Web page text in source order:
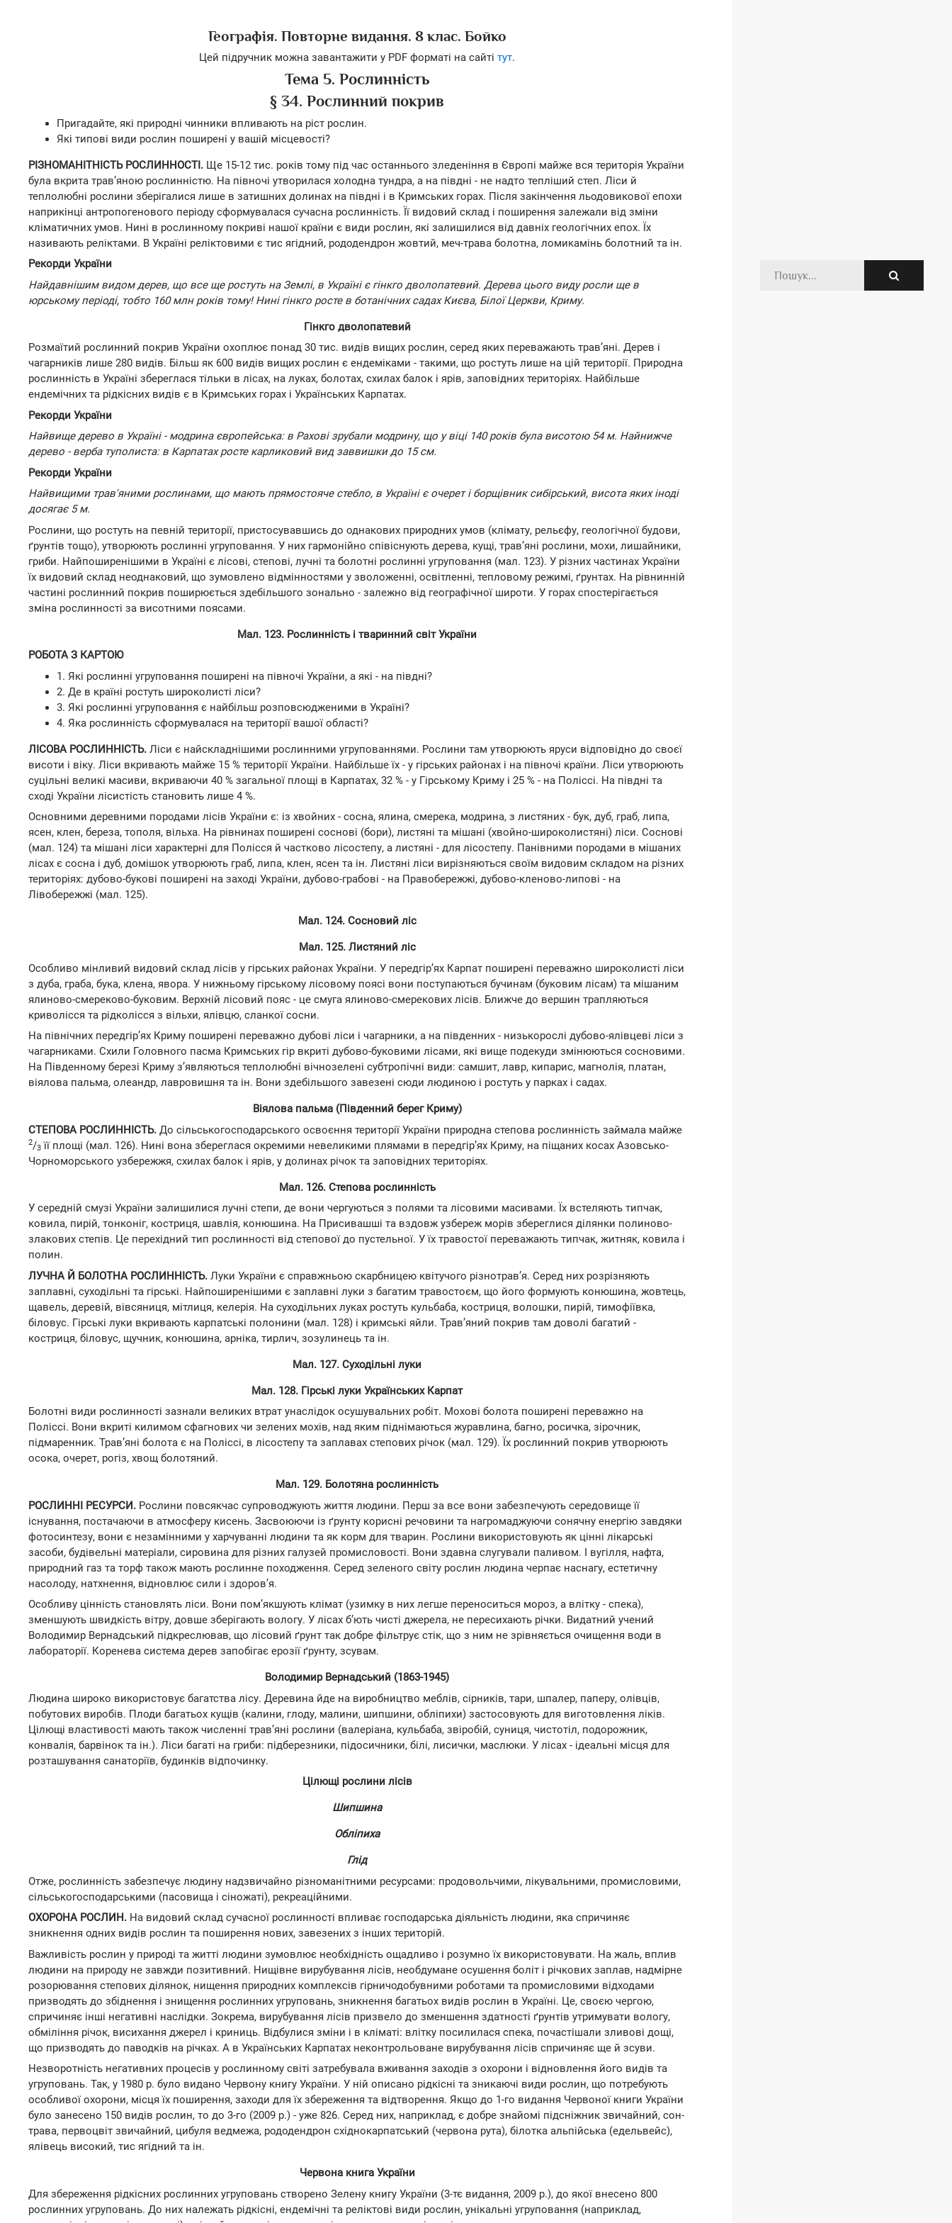
Географія. Повторне видання. 8 клас. Бойко
Цей підручник можна завантажити у PDF форматі на сайті тут.
Тема 5. Рослинність
§ 34. Рослинний покрив
Пригадайте, які природні чинники впливають на ріст рослин.
Які типові види рослин поширені у вашій місцевості?
РІЗНОМАНІТНІСТЬ РОСЛИННОСТІ. Ще 15-12 тис. років тому під час останнього зледеніння в Європі майже вся територія України
була вкрита трав’яною рослинністю. На півночі утворилася холодна тундра, а на півдні - не надто тепліший степ. Ліси й
теплолюбні рослини зберігалися лише в затишних долинах на півдні і в Кримських горах. Після закінчення льодовикової епохи
наприкінці антропогенового періоду сформувалася сучасна рослинність. Її видовий склад і поширення залежали від зміни
кліматичних умов. Нині в рослинному покриві нашої країни є види рослин, які залишилися від давніх геологічних епох. Їх
називають реліктами. В Україні реліктовими є тис ягідний, рододендрон жовтий, меч-трава болотна, ломикамінь болотний та ін.
Рекорди України
Найдавнішим видом дерев, що все ще ростуть на Землі, в Україні є гінкго дволопатевий. Дерева цього виду росли ще в
юрському періоді, тобто 160 млн років тому! Нині гінкго росте в ботанічних садах Києва, Білої Церкви, Криму.
Гінкго дволопатевий
Розмаїтий рослинний покрив України охоплює понад 30 тис. видів вищих рослин, серед яких переважають трав’яні. Дерев і
чагарників лише 280 видів. Більш як 600 видів вищих рослин є ендеміками - такими, що ростуть лише на цій території. Природна
рослинність в Україні збереглася тільки в лісах, на луках, болотах, схилах балок і ярів, заповідних територіях. Найбільше
ендемічних та рідкісних видів є в Кримських горах і Українських Карпатах.
Рекорди України
Найвище дерево в Україні - модрина європейська: в Рахові зрубали модрину, що у віці 140 років була висотою 54 м. Найнижче
дерево - верба туполиста: в Карпатах росте карликовий вид заввишки до 15 см.
Рекорди України
Найвищими трав'яними рослинами, що мають прямостояче стебло, в Україні є очерет і борщівник сибірський, висота яких іноді
досягає 5 м.
Рослини, що ростуть на певній території, пристосувавшись до однакових природних умов (клімату, рельєфу, геологічної будови,
ґрунтів тощо), утворюють рослинні угруповання. У них гармонійно співіснують дерева, кущі, трав’яні рослини, мохи, лишайники,
гриби. Найпоширенішими в Україні є лісові, степові, лучні та болотні рослинні угруповання (мал. 123). У різних частинах України
їх видовий склад неоднаковий, що зумовлено відмінностями у зволоженні, освітленні, тепловому режимі, ґрунтах. На рівнинній
частині рослинний покрив поширюється здебільшого зонально - залежно від географічної широти. У горах спостерігається
зміна рослинності за висотними поясами.
Мал. 123. Рослинність і тваринний світ України
РОБОТА З КАРТОЮ
1. Які рослинні угруповання поширені на півночі України, а які - на півдні?
2. Де в країні ростуть широколисті ліси?
3. Які рослинні угруповання є найбільш розповсюдженими в Україні?
4. Яка рослинність сформувалася на території вашої області?
ЛІСОВА РОСЛИННІСТЬ. Ліси є найскладнішими рослинними угрупованнями. Рослини там утворюють яруси відповідно до своєї
висоти і віку. Ліси вкривають майже 15 % території України. Найбільше їх - у гірських районах і на півночі країни. Ліси утворюють
суцільні великі масиви, вкриваючи 40 % загальної площі в Карпатах, 32 % - у Гірському Криму і 25 % - на Поліссі. На півдні та
сході України лісистість становить лише 4 %.
Основними деревними породами лісів України є: із хвойних - сосна, ялина, смерека, модрина, з листяних - бук, дуб, граб, липа,
ясен, клен, береза, тополя, вільха. На рівнинах поширені соснові (бори), листяні та мішані (хвойно-широколистяні) ліси. Соснові
(мал. 124) та мішані ліси характерні для Полісся й частково лісостепу, а листяні - для лісостепу. Панівними породами в мішаних
лісах є сосна і дуб, домішок утворюють граб, липа, клен, ясен та ін. Листяні ліси вирізняються своїм видовим складом на різних
територіях: дубово-букові поширені на заході України, дубово-грабові - на Правобережжі, дубово-кленово-липові - на
Лівобережжі (мал. 125).
Мал. 124. Сосновий ліс
Мал. 125. Листяний ліс
Особливо мінливий видовий склад лісів у гірських районах України. У передгір’ях Карпат поширені переважно широколисті ліси
з дуба, граба, бука, клена, явора. У нижньому гірському лісовому поясі вони поступаються бучинам (буковим лісам) та мішаним
ялиново-смереково-буковим. Верхній лісовий пояс - це смуга ялиново-смерекових лісів. Ближче до вершин трапляються
криволісся та рідколісся з вільхи, ялівцю, сланкої сосни.
На північних передгір’ях Криму поширені переважно дубові ліси і чагарники, а на південних - низькорослі дубово-ялівцеві ліси з
чагарниками. Схили Головного пасма Кримських гір вкриті дубово-буковими лісами, які вище подекуди змінюються сосновими.
На Південному березі Криму з’являються теплолюбні вічнозелені субтропічні види: самшит, лавр, кипарис, магнолія, платан,
віялова пальма, олеандр, лавровишня та ін. Вони здебільшого завезені сюди людиною і ростуть у парках і садах.
Віялова пальма (Південний берег Криму)
СТЕПОВА РОСЛИННІСТЬ. До сільськогосподарського освоєння території України природна степова рослинність займала майже
2/3 її площі (мал. 126). Нині вона збереглася окремими невеликими плямами в передгір’ях Криму, на піщаних косах Азовсько-
Чорноморського узбережжя, схилах балок і ярів, у долинах річок та заповідних територіях.
Мал. 126. Степова рослинність
У середній смузі України залишилися лучні степи, де вони чергуються з полями та лісовими масивами. Їх встеляють типчак,
ковила, пирій, тонконіг, костриця, шавлія, конюшина. На Присивашші та вздовж узбереж морів збереглися ділянки полиново-
злакових степів. Це перехідний тип рослинності від степової до пустельної. У їх травостої переважають типчак, житняк, ковила і
полин.
ЛУЧНА Й БОЛОТНА РОСЛИННІСТЬ. Луки України є справжньою скарбницею квітучого різнотрав’я. Серед них розрізняють
заплавні, суходільні та гірські. Найпоширенішими є заплавні луки з багатим травостоєм, що його формують конюшина, жовтець,
щавель, деревій, вівсяниця, мітлиця, келерія. На суходільних луках ростуть кульбаба, костриця, волошки, пирій, тимофіївка,
біловус. Гірські луки вкривають карпатські полонини (мал. 128) і кримські яйли. Трав’яний покрив там доволі багатий -
костриця, біловус, щучник, конюшина, арніка, тирлич, зозулинець та ін.
Мал. 127. Суходільні луки
Мал. 128. Гірські луки Українських Карпат
Болотні види рослинності зазнали великих втрат унаслідок осушувальних робіт. Мохові болота поширені переважно на
Поліссі. Вони вкриті килимом сфагнових чи зелених мохів, над яким піднімаються журавлина, багно, росичка, зірочник,
підмаренник. Трав’яні болота є на Поліссі, в лісостепу та заплавах степових річок (мал. 129). Їх рослинний покрив утворюють
осока, очерет, рогіз, хвощ болотяний.
Мал. 129. Болотяна рослинність
РОСЛИННІ РЕСУРСИ. Рослини повсякчас супроводжують життя людини. Перш за все вони забезпечують середовище її
існування, постачаючи в атмосферу кисень. Засвоюючи із ґрунту корисні речовини та нагромаджуючи сонячну енергію завдяки
фотосинтезу, вони є незамінними у харчуванні людини та як корм для тварин. Рослини використовують як цінні лікарські
засоби, будівельні матеріали, сировина для різних галузей промисловості. Вони здавна слугували паливом. І вугілля, нафта,
природний газ та торф також мають рослинне походження. Серед зеленого світу рослин людина черпає наснагу, естетичну
насолоду, натхнення, відновлює сили і здоров’я.
Особливу цінність становлять ліси. Вони пом’якшують клімат (узимку в них легше переноситься мороз, а влітку - спека),
зменшують швидкість вітру, довше зберігають вологу. У лісах б’ють чисті джерела, не пересихають річки. Видатний учений
Володимир Вернадський підкреслював, що лісовий ґрунт так добре фільтрує стік, що з ним не зрівняється очищення води в
лабораторії. Коренева система дерев запобігає ерозії ґрунту, зсувам.
Володимир Вернадський (1863-1945)
Людина широко використовує багатства лісу. Деревина йде на виробництво меблів, сірників, тари, шпалер, паперу, олівців,
побутових виробів. Плоди багатьох кущів (калини, глоду, малини, шипшини, обліпихи) застосовують для виготовлення ліків.
Цілющі властивості мають також численні трав’яні рослини (валеріана, кульбаба, звіробій, суниця, чистотіл, подорожник,
конвалія, барвінок та ін.). Ліси багаті на гриби: підберезники, підосичники, білі, лисички, маслюки. У лісах - ідеальні місця для
розташування санаторіїв, будинків відпочинку.
Цілющі рослини лісів
Шипшина
Обліпиха
Глід
Отже, рослинність забезпечує людину надзвичайно різноманітними ресурсами: продовольчими, лікувальними, промисловими,
сільськогосподарськими (пасовища і сіножаті), рекреаційними.
ОХОРОНА РОСЛИН. На видовий склад сучасної рослинності впливає господарська діяльність людини, яка спричиняє
зникнення одних видів рослин та поширення нових, завезених з інших територій.
Важливість рослин у природі та житті людини зумовлює необхідність ощадливо і розумно їх використовувати. На жаль, вплив
людини на природу не завжди позитивний. Нищівне вирубування лісів, необдумане осушення боліт і річкових заплав, надмірне
розорювання степових ділянок, нищення природних комплексів гірничодобувними роботами та промисловими відходами
призводять до збіднення і знищення рослинних угруповань, зникнення багатьох видів рослин в Україні. Це, своєю чергою,
спричиняє інші негативні наслідки. Зокрема, вирубування лісів призвело до зменшення здатності ґрунтів утримувати вологу,
обміління річок, висихання джерел і криниць. Відбулися зміни і в кліматі: влітку посилилася спека, почастішали зливові дощі,
що призводять до паводків на річках. А в Українських Карпатах неконтрольоване вирубування лісів спричиняє ще й зсуви.
Незворотність негативних процесів у рослинному світі затребувала вживання заходів з охорони і відновлення його видів та
угруповань. Так, у 1980 р. було видано Червону книгу України. У ній описано рідкісні та зникаючі види рослин, що потребують
особливої охорони, місця їх поширення, заходи для їх збереження та відтворення. Якщо до 1-го видання Червоної книги України
було занесено 150 видів рослин, то до 3-го (2009 р.) - уже 826. Серед них, наприклад, є добре знайомі підсніжник звичайний, сон-
трава, первоцвіт звичайний, цибуля ведмежа, рододендрон східнокарпатський (червона рута), білотка альпійська (едельвейс),
ялівець високий, тис ягідний та ін.
Червона книга України
Для збереження рідкісних рослинних угруповань створено Зелену книгу України (3-тє видання, 2009 р.), до якої внесено 800
рослинних угруповань. До них належать рідкісні, ендемічні та реліктові види рослин, унікальні угруповання (наприклад,